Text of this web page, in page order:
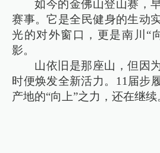
如今的金佛山登山赛，
赛事。它是全民健身的生动
光的对外窗口，更是南川“
影。
山依旧是那座山，但因
时便焕发全新活力。11届步
产地的“向上”之力，还在继续